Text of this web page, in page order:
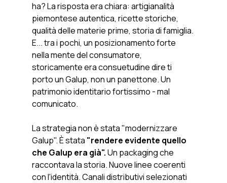
ha? La risposta era chiara: artigianalità
piemontese autentica, ricette storiche,
qualità delle materie prime, storia di famiglia.
E... tra i pochi, un posizionamento forte
nella mente del consumatore,
storicamente era consuetudine dire ti
porto un Galup, non un panettone. Un
patrimonio identitario fortissimo - mal
comunicato.
La strategia non è stata "modernizzare
Galup". È stata "rendere evidente quello
che Galup era già". Un packaging che
raccontava la storia. Nuove linee coerenti
con l'identità. Canali distributivi selezionati